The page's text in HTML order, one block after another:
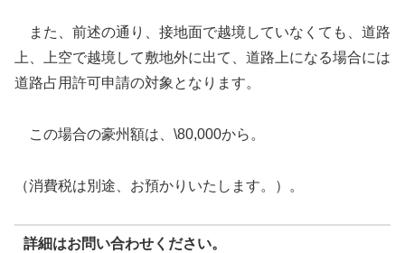
また、前述の通り、接地面で越境していなくても、道路
上、上空で越境して敷地外に出て、道路上になる場合には
道路占用許可申請の対象となります。
この場合の豪州額は、\80,000から。
（消費税は別途、お預かりいたします。）。
詳細はお問い合わせください。